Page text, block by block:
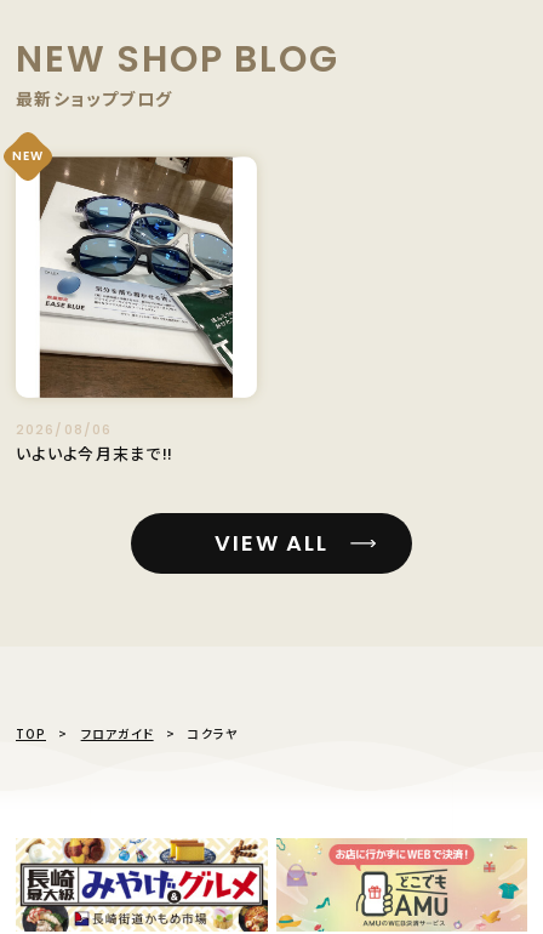
NEW SHOP BLOG
最新ショップブログ
NEW
2026/08/06
いよいよ今月末まで‼️
VIEW ALL
TOP フロアガイド コクラヤ